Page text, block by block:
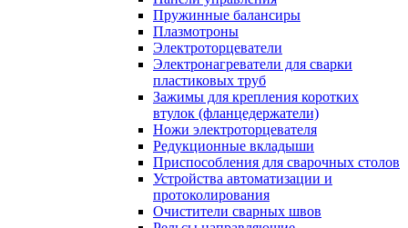
Пружинные балансиры
Плазмотроны
Электроторцеватели
Электронагреватели для сварки
пластиковых труб
Зажимы для крепления коротких
втулок (фланцедержатели)
Ножи электроторцевателя
Редукционные вкладыши
Приспособления для сварочных столов
Устройства автоматизации и
протоколирования
Очистители сварных швов